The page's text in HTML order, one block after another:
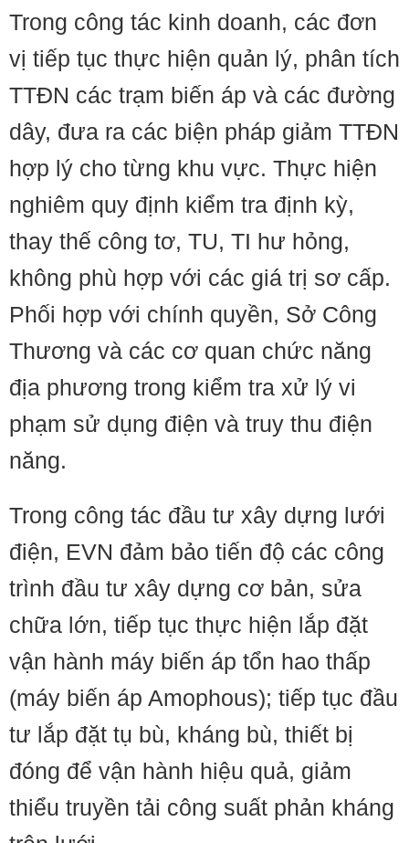
Trong công tác kinh doanh, các đơn
vị tiếp tục thực hiện quản lý, phân tích
TTĐN các trạm biến áp và các đường
dây, đưa ra các biện pháp giảm TTĐN
hợp lý cho từng khu vực. Thực hiện
nghiêm quy định kiểm tra định kỳ,
thay thế công tơ, TU, TI hư hỏng,
không phù hợp với các giá trị sơ cấp.
Phối hợp với chính quyền, Sở Công
Thương và các cơ quan chức năng
địa phương trong kiểm tra xử lý vi
phạm sử dụng điện và truy thu điện
năng.
Trong công tác đầu tư xây dựng lưới
điện, EVN đảm bảo tiến độ các công
trình đầu tư xây dựng cơ bản, sửa
chữa lớn, tiếp tục thực hiện lắp đặt
vận hành máy biến áp tổn hao thấp
(máy biến áp Amophous); tiếp tục đầu
tư lắp đặt tụ bù, kháng bù, thiết bị
đóng để vận hành hiệu quả, giảm
thiểu truyền tải công suất phản kháng